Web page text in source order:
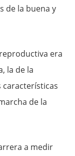
de la buena y
era
la de la
características
de la
a medir